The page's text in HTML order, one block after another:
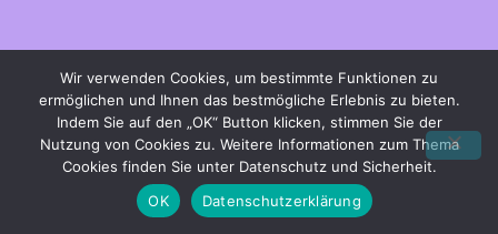
Wir verwenden Cookies, um bestimmte Funktionen zu
ermöglichen und Ihnen das bestmögliche Erlebnis zu bieten.
Indem Sie auf den „OK“ Button klicken, stimmen Sie der
Nutzung von Cookies zu. Weitere Informationen zum Thema
Cookies finden Sie unter Datenschutz und Sicherheit.
OK
Datenschutzerklärung